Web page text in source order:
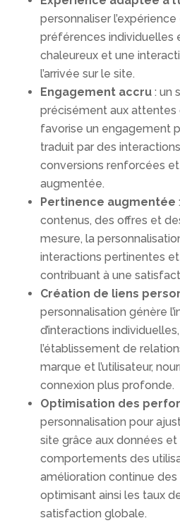
personnaliser
préférences individuelles
chaleureux et une
l’arrivée sur le site.
Engagement accru: un
précisément aux attentes
favorise un engagement
traduit par des
conversions renforcées
augmentée.
Pertinence augmentée
contenus, des offres et
mesure, la
interactions pertinentes
contribuant à une
Création de liens
personnalisation génère
d’interactions
l’établissement de
marque et l’utilisateur,
connexion plus profonde.
Optimisation des
personnalisation pour
site grâce aux données et
comportements des
amélioration continue
optimisant ainsi les taux
satisfaction globale.